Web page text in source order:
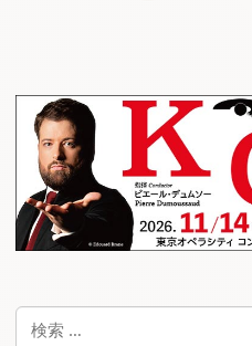
ゲ
ー
ョ
ン
検